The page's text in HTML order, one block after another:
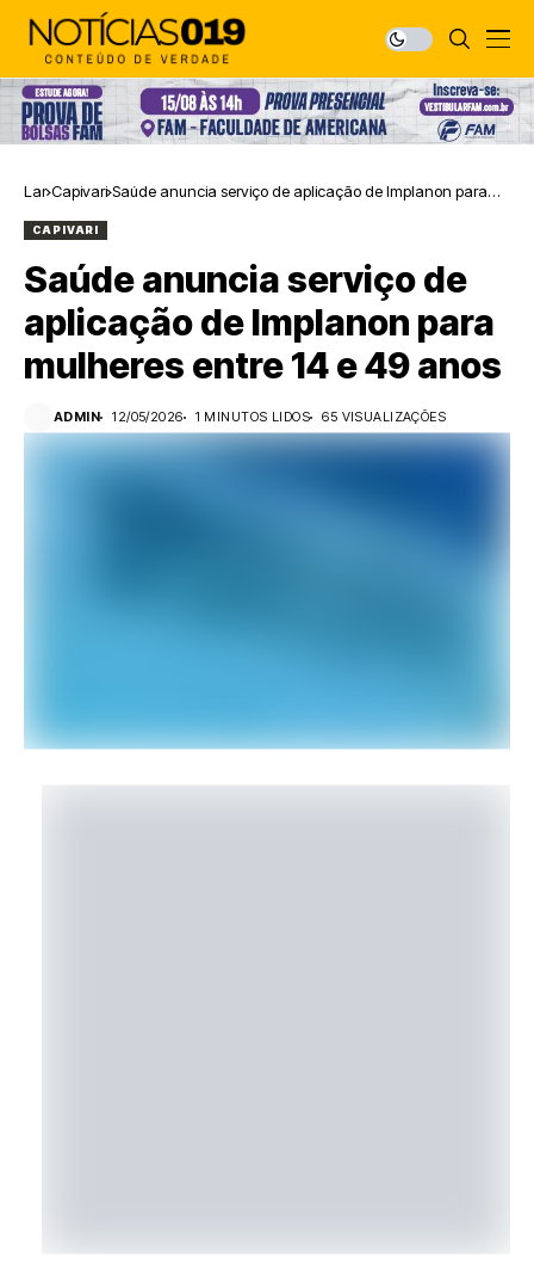
Lar Capivari Saúde anuncia serviço de aplicação de Implanon para
CAPIVARI
Saúde anuncia serviço de
aplicação de Implanon para
mulheres entre 14 e 49 anos
ADMIN 12/05/2026 1 MINUTOS LIDOS 65 VISUALIZAÇÕES